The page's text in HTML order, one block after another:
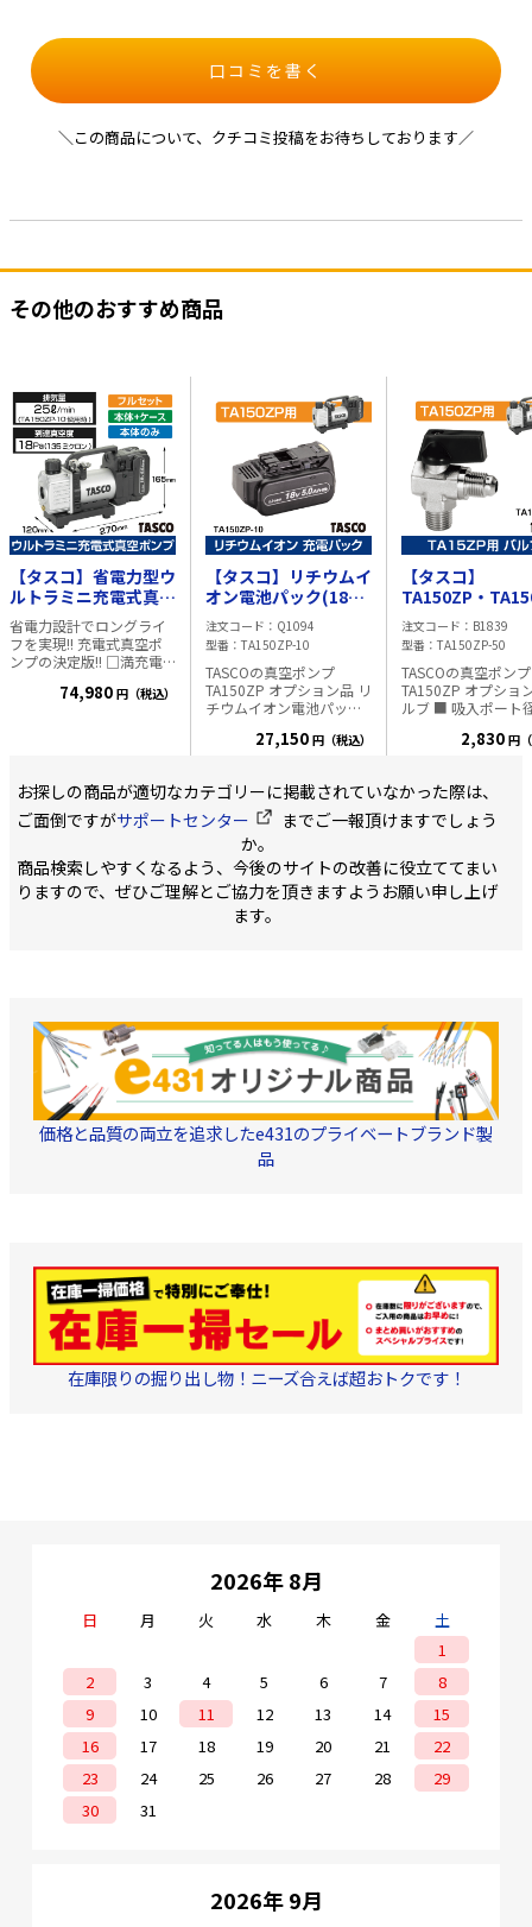
口コミを書く
＼この商品について、クチコミ投稿をお待ちしております／
その他のおすすめ商品
【タスコ】省電力型ウ
ルトラミニ充電式真空
ポンプ【フルセット
TA150ZP-N】
省電力設計でロングライ
フを実現!! 充電式真空ポ
ンプの決定版!! □満充電
力設計□リチウムイオン
(TA150ZP-N)】
【本体+ケ
ース (TA150ZP)】
み (TA150ZP-1)】 ■ロー
ター方式…シングルステ
ージ式 ■ドライブ方式…
クロン)※150ZP-10使用
時 ■モーター回転数…
1,900r.p.m. ■電源…18V
or 14.4V(リチウムイオン
電池) ■満充電運転時間…
約120分(TA150ZP-10新
品電池パック・フル充電
時) ■吸入ポート径…
ルセット (TA150ZP-N)】
18V5.0Ah電池パック
×1 充電器×1
専用ポンプオイル 変
換アダプター5/16″メス
×1/4″オス 専用アル
ミ収納ケース 【本体
+ケース (TA150ZP)】
74,980 円（税込）
【タスコ】リチウムイ
オン電池パック(18V
5.0Ah) TA150ZP-10
注文コード
Q1094
型番
TA150ZP-10
TASCOの真空ポンプ
TA150ZP オプション品 リ
チウムイオン電池パック
5.0Ah ■ 質量…710g ■
分 100%充電完了(満充
電完了)時間:約60分
27,150 円（税込）
【タスコ】
TA150ZP・
用バルブ
50
注文コード
B1839
型番
TA150ZP-50
TASCOの真空ポンプ
TA150ZP オプショ
ルブ ■ 吸入ポート径…
取付ネジ…R1/4″※
ついておりません。
2,830 円
お探しの商品が適切なカテゴリーに掲載されていなかった際は、
ご面倒ですがサポートセンター
までご一報頂けますでしょう
か。
商品検索しやすくなるよう、今後のサイトの改善に役立ててまい
りますので、ぜひご理解とご協力を頂きますようお願い申し上げ
ます。
価格と品質の両立を追求したe431のプライベートブランド製
品
在庫限りの掘り出し物！ニーズ合えば超おトクです！
2026年 8月
日 月 火 水 木 金
土
1
2
3 4 5 6 7
8
9
10 11 12 13 14
15
16
17 18 19 20 21
22
23
24 25 26 27 28
29
30
31
2026年 9月